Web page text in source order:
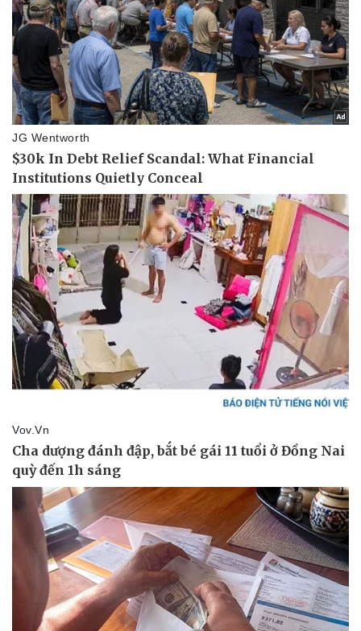
Tin nóng
Tư vấn luật
Quân sự - Quốc phòng
Phân tích